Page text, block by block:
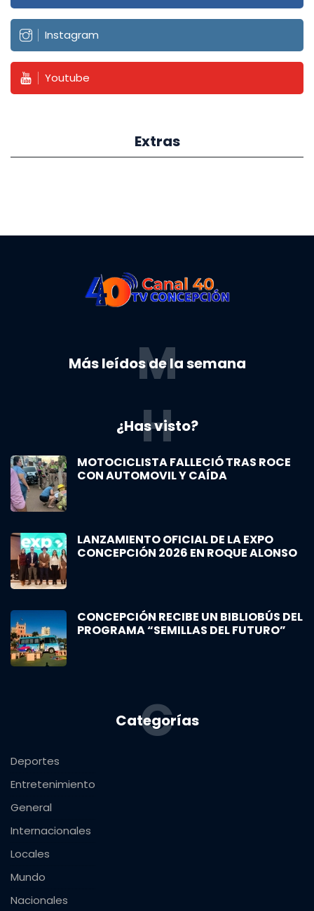
Instagram
Youtube
Extras
Más leídos de la semana
M
¿Has visto?
H
MOTOCICLISTA FALLECIÓ TRAS ROCE
CON AUTOMOVIL Y CAÍDA
LANZAMIENTO OFICIAL DE LA EXPO
CONCEPCIÓN 2026 EN ROQUE ALONSO
CONCEPCIÓN RECIBE UN BIBLIOBÚS DEL
PROGRAMA “SEMILLAS DEL FUTURO”
Categorías
C
Deportes
Entretenimiento
General
Internacionales
Locales
Mundo
Nacionales